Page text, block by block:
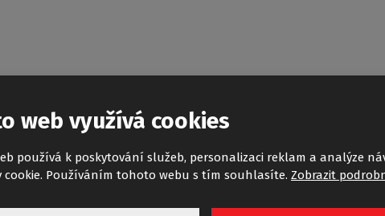
této prodejně pro Vaše
web využívá cookies
používá k poskytování služeb, personalizaci reklam a analýze
cookie. Používáním tohoto webu s tím souhlasíte. Zobrazit